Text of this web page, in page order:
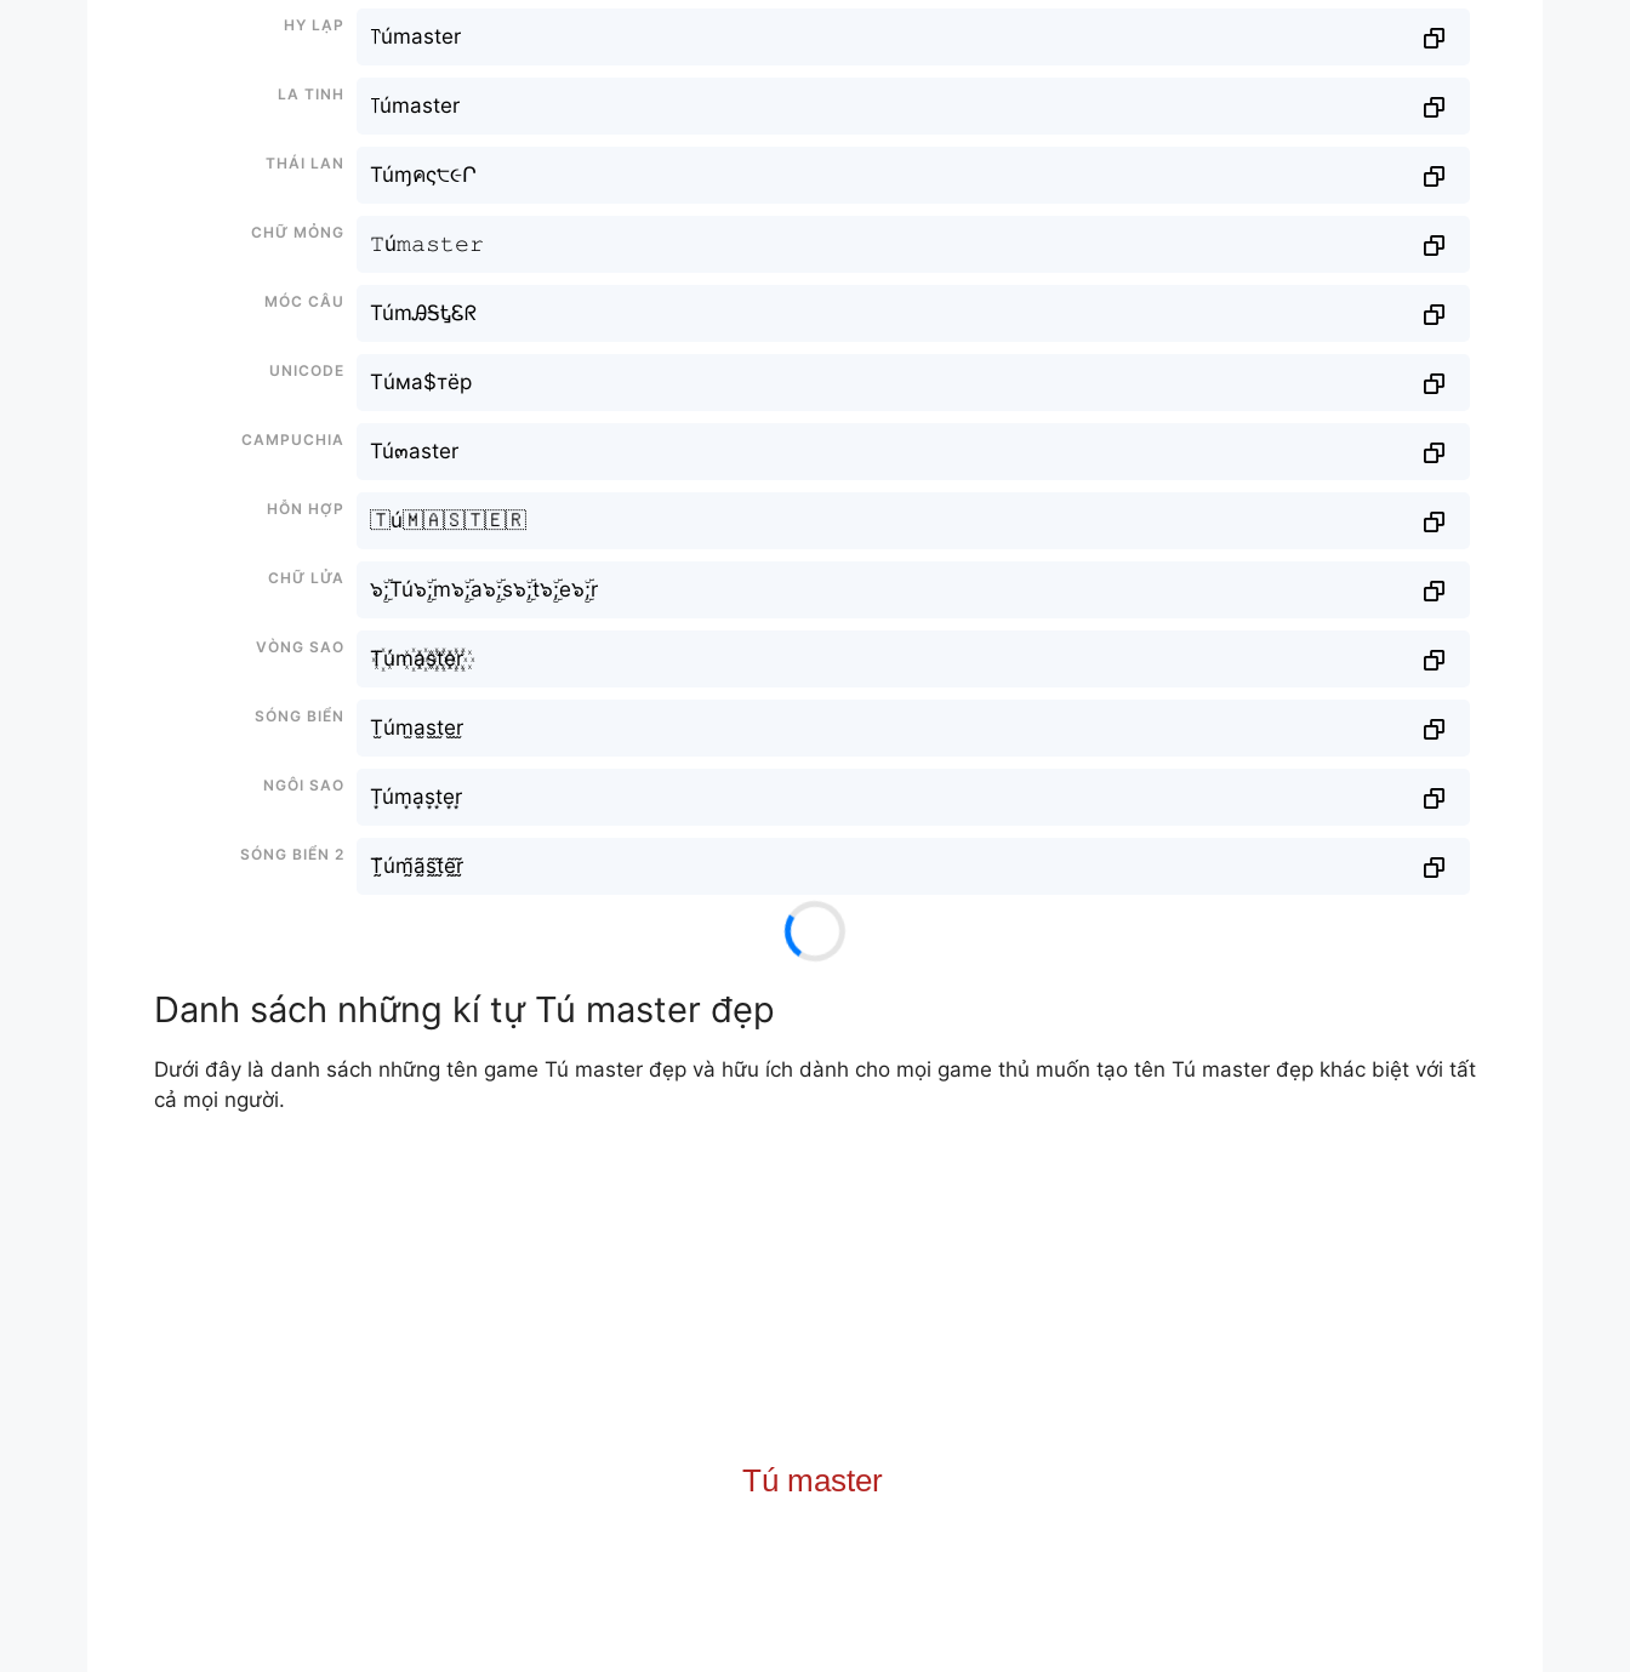
Hy lạp
꓅úmaster
La tinh
꓄úmaster
Thái lan
Túɱคς੮૯Ր
Chữ mỏng
𝚃ú𝚖𝚊𝚜𝚝𝚎𝚛
Móc câu
TúmᎯᎦᎿᏋᖇ
Unicode
Тúма$тёр
Campuchia
Tú๓aster
Hỗn hợp
🇹ú🇲🇦🇸🇹🇪🇷
Chữ Lửa
๖ۣۜ;Tú๖ۣۜ;m๖ۣۜ;a๖ۣۜ;s๖ۣۜ;t๖ۣۜ;e๖ۣۜ;r
Vòng sao
T꙰úm꙰a꙰s꙰t꙰e꙰r꙰
Sóng biển
T̫úm̫a̫s̫t̫e̫r̫
Ngôi sao
T͙úm͙a͙s͙t͙e͙r͙
Sóng biển 2
T̰̃úm̰̃ã̰s̰̃t̰̃ḛ̃r̰̃
Danh sách những kí tự Tú master đẹp
Dưới đây là danh sách những tên game Tú master đẹp và hữu ích dành cho mọi game thủ muốn tạo tên Tú master đẹp khác biệt với tất
cả mọi người.